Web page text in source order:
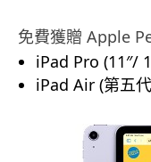
免費獲贈 Apple
iPad Pro (11″/
iPad Air (第五